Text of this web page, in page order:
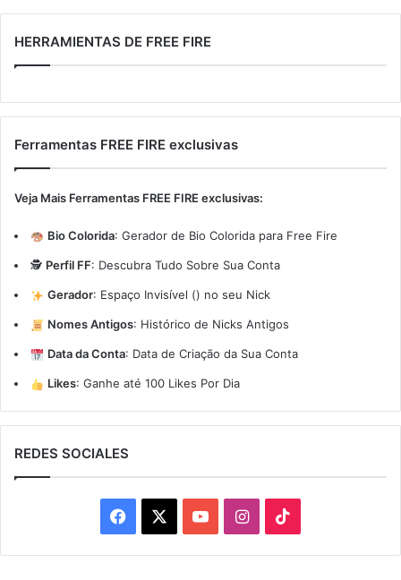
HERRAMIENTAS DE FREE FIRE
Ferramentas FREE FIRE exclusivas
Veja Mais Ferramentas FREE FIRE exclusivas:
Bio Colorida: Gerador de Bio Colorida para Free Fire
🕵️ Perfil FF: Descubra Tudo Sobre Sua Conta
Gerador: Espaço Invisível (ㅤ) no seu Nick
Nomes Antigos: Histórico de Nicks Antigos
Data da Conta: Data de Criação da Sua Conta
Likes: Ganhe até 100 Likes Por Dia
REDES SOCIALES
Facebook YouTubeInstagram